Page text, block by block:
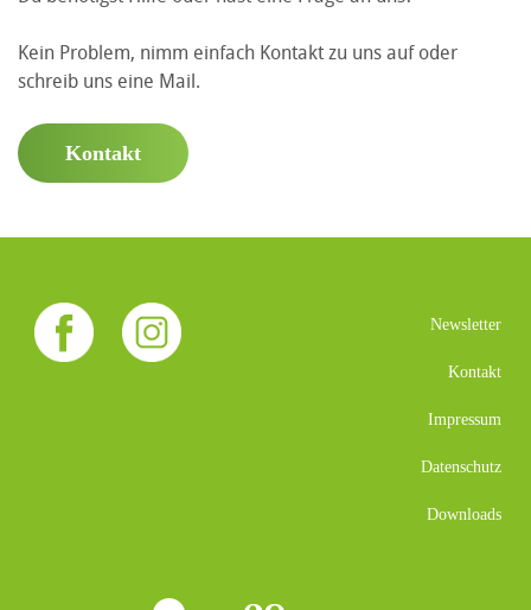
Kein Problem, nimm einfach Kontakt zu uns auf oder
schreib uns eine Mail.
Kontakt
Newsletter
Kontakt
Impressum
Datenschutz
Downloads